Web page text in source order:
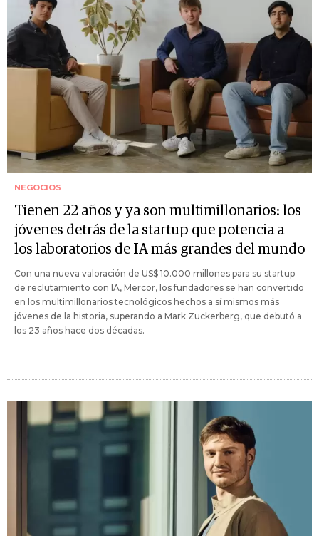
NEGOCIOS
Tienen 22 años y ya son multimillonarios: los
jóvenes detrás de la startup que potencia a
los laboratorios de IA más grandes del mundo
Con una nueva valoración de US$ 10.000 millones para su startup
de reclutamiento con IA, Mercor, los fundadores se han convertido
en los multimillonarios tecnológicos hechos a sí mismos más
jóvenes de la historia, superando a Mark Zuckerberg, que debutó a
los 23 años hace dos décadas.